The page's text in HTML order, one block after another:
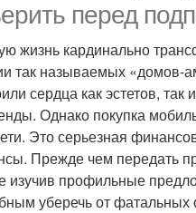
перед
жизнь кардинально
так называемых «домов-
сердца как эстетов,
Однако покупка
Это серьезная
Прежде чем передать
изучив профильные
уберечь от